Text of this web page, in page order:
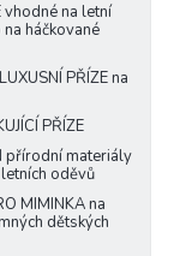
vhodné na letní
háčkované
PŘÍZE na
PŘÍZE
přírodní materiály
oděvů
MIMINKA na
dětských